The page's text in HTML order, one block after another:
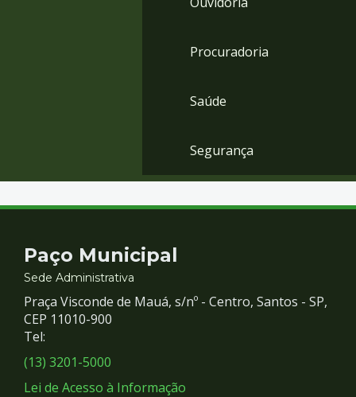
Procuradoria
Saúde
Segurança
Contato
e
Redes
Sociais
Paço Municipal
Sede Administrativa
Praça Visconde de Mauá, s/nº - Centro, Santos - SP,
CEP 11010-900
Tel:
(13) 3201-5000
Lei de Acesso à Informação